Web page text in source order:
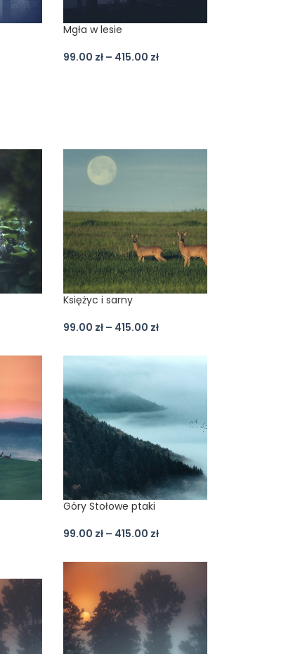
Mgła w lesie
99.00 zł – 415.00 zł
Księżyc i sarny
99.00 zł – 415.00 zł
Góry Stołowe ptaki
99.00 zł – 415.00 zł